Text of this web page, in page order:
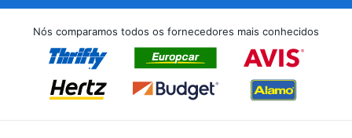
Nós comparamos todos os fornecedores mais conhecidos